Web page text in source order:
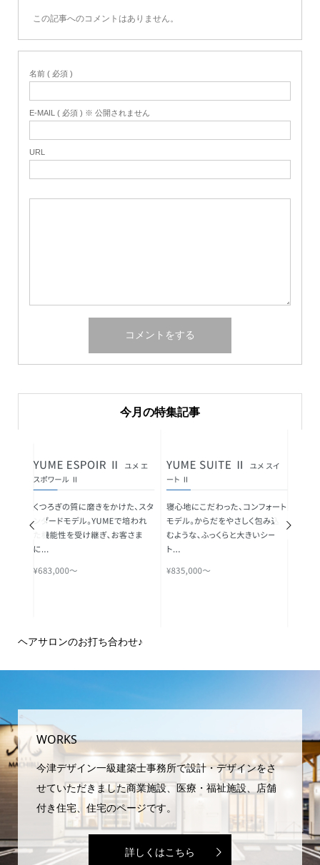
この記事へのコメントはありません。
名前 ( 必須 )
E-MAIL ( 必須 ) ※ 公開されません
URL
今月の特集記事

ヘアサロンのお打ち合わせ♪

WORKS
今津デザイン一級建築士事務所で設計・デザインをさ
せていただきました商業施設、医療・福祉施設、店舗
付き住宅、住宅のページです。
詳しくはこちら